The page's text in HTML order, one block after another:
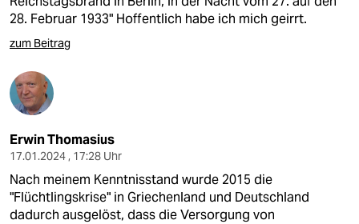
28. Februar 1933" Hoffentlich habe ich mich geirrt.
zum Beitrag
Erwin Thomasius
17.01.2024 , 17:28 Uhr
Nach meinem Kenntnisstand wurde 2015 die
"Flüchtlingskrise" in Griechenland und Deutschland
dadurch ausgelöst, dass die Versorgung von